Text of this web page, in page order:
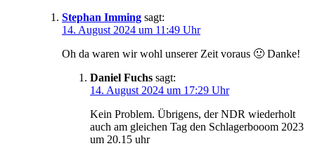
Stephan Imming sagt:
14. August 2024 um 11:49 Uhr
Oh da waren wir wohl unserer Zeit voraus 🙂 Danke!
Daniel Fuchs sagt:
14. August 2024 um 17:29 Uhr
Kein Problem. Übrigens, der NDR wiederholt
auch am gleichen Tag den Schlagerbooom 2023
um 20.15 uhr